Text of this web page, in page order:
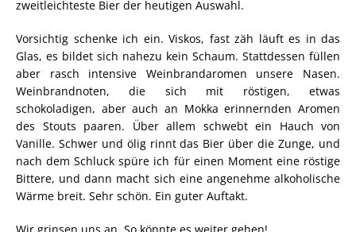
zweitleichteste Bier der heutigen Auswahl.
Vorsichtig schenke ich ein. Viskos, fast zäh läuft es in das
Glas, es bildet sich nahezu kein Schaum. Stattdessen füllen
aber rasch intensive Weinbrandaromen unsere Nasen.
Weinbrandnoten, die sich mit röstigen, etwas
schokoladigen, aber auch an Mokka erinnernden Aromen
des Stouts paaren. Über allem schwebt ein Hauch von
Vanille. Schwer und ölig rinnt das Bier über die Zunge, und
nach dem Schluck spüre ich für einen Moment eine röstige
Bittere, und dann macht sich eine angenehme alkoholische
Wärme breit. Sehr schön. Ein guter Auftakt.